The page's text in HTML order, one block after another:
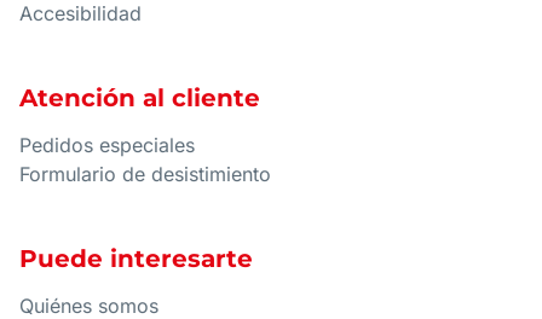
Accesibilidad
Atención al cliente
Pedidos especiales
Formulario de desistimiento
Puede interesarte
Quiénes somos